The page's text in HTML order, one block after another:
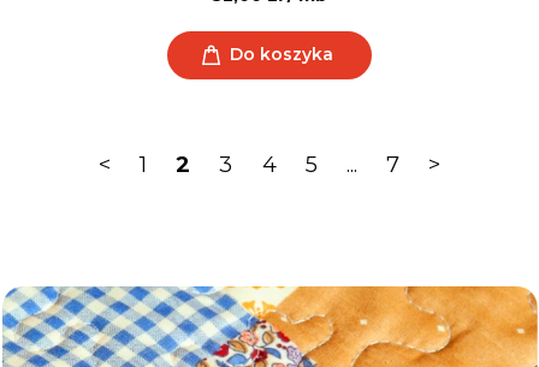
Do koszyka
< 1 2 3 4 5 ... 7 >